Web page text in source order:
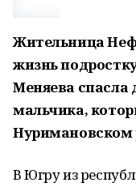
Жительница
жизнь
Меняева спасла
мальчика,
Нуримановском
В Югру из